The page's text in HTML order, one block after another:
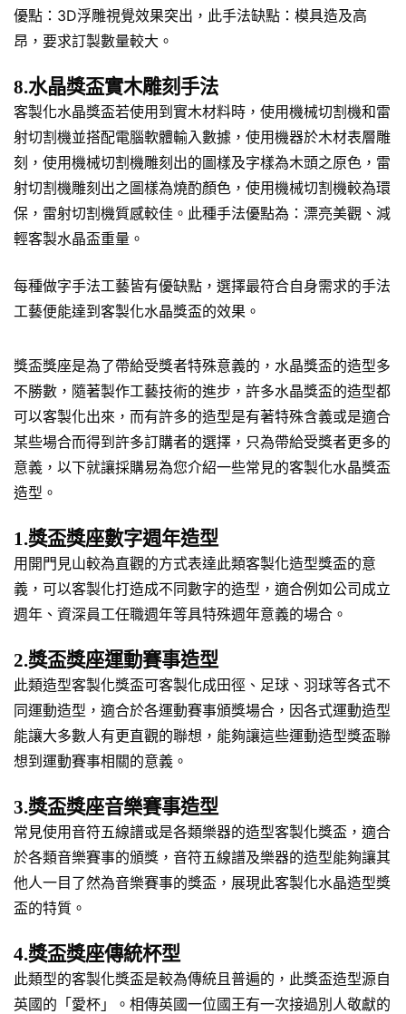
優點：3D浮雕視覺效果突出，此手法缺點：模具造及高
昂，要求訂製數量較大。
8.水晶獎盃實木雕刻手法
客製化水晶獎盃若使用到實木材料時，使用機械切割機和雷
射切割機並搭配電腦軟體輸入數據，使用機器於木材表層雕
刻，使用機械切割機雕刻出的圖樣及字樣為木頭之原色，雷
射切割機雕刻出之圖樣為燒酌顏色，使用機械切割機較為環
保，雷射切割機質感較佳。此種手法優點為：漂亮美觀、減
輕客製水晶盃重量。
每種做字手法工藝皆有優缺點，選擇最符合自身需求的手法
工藝便能達到客製化水晶獎盃的效果。
獎盃獎座是為了帶給受獎者特殊意義的，水晶獎盃的造型多
不勝數，隨著製作工藝技術的進步，許多水晶獎盃的造型都
可以客製化出來，而有許多的造型是有著特殊含義或是適合
某些場合而得到許多訂購者的選擇，只為帶給受獎者更多的
意義，以下就讓採購易為您介紹一些常見的客製化水晶獎盃
造型。
1.獎盃獎座數字週年造型
用開門見山較為直觀的方式表達此類客製化造型獎盃的意
義，可以客製化打造成不同數字的造型，適合例如公司成立
週年、資深員工任職週年等具特殊週年意義的場合。
2.獎盃獎座運動賽事造型
此類造型客製化獎盃可客製化成田徑、足球、羽球等各式不
同運動造型，適合於各運動賽事頒獎場合，因各式運動造型
能讓大多數人有更直觀的聯想，能夠讓這些運動造型獎盃聯
想到運動賽事相關的意義。
3.獎盃獎座音樂賽事造型
常見使用音符五線譜或是各類樂器的造型客製化獎盃，適合
於各類音樂賽事的頒獎，音符五線譜及樂器的造型能夠讓其
他人一目了然為音樂賽事的獎盃，展現此客製化水晶造型獎
盃的特質。
4.獎盃獎座傳統杯型
此類型的客製化獎盃是較為傳統且普遍的，此獎盃造型源自
英國的「愛杯」。相傳英國一位國王有一次接過別人敬獻的